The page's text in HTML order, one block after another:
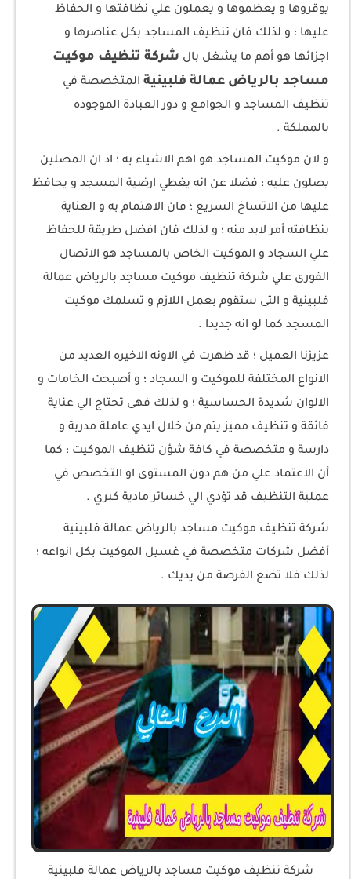
يوقروها و يعظموها و يعملون علي نظافتها و الحفاظ
عليها ؛ و لذلك فان تنظيف المساجد بكل عناصرها و
اجزائها هو أهم ما يشغل بال شركة تنظيف موكيت
مساجد بالرياض عمالة فلبينية المتخصصة في
تنظيف المساجد و الجوامع و دور العبادة الموجوده
بالمملكة .
و لان موكيت المساجد هو اهم الاشياء به ؛ اذ ان المصلين
يصلون عليه ؛ فضلا عن انه يغطي ارضية المسجد و يحافظ
عليها من الاتساخ السريع ؛ فان الاهتمام به و العناية
بنظافته أمر لابد منه ؛ و لذلك فان افضل طريقة للحفاظ
علي السجاد و الموكيت الخاص بالمساجد هو الاتصال
الفورى علي شركة تنظيف موكيت مساجد بالرياض عمالة
فلبينية و التى ستقوم بعمل اللازم و تسلمك موكيت
المسجد كما لو انه جديدا .
عزيزنا العميل ؛ قد ظهرت في الاونه الاخيره العديد من
الانواع المختلفة للموكيت و السجاد ؛ و أصبحت الخامات و
الالوان شديدة الحساسية ؛ و لذلك فهى تحتاج الي عناية
فائقة و تنظيف مميز يتم من خلال ايدي عاملة مدربة و
دارسة و متخصصة في كافة شؤن تنظيف الموكيت ؛ كما
أن الاعتماد علي من هم دون المستوى او التخصص في
عملية التنظيف قد تؤدي الي خسائر مادية كبري .
شركة تنظيف موكيت مساجد بالرياض عمالة فلبينية
أفضل شركات متخصصة في غسيل الموكيت بكل انواعه ؛
لذلك فلا تضع الفرصة من يديك .
شركة تنظيف موكيت مساجد بالرياض عمالة فلبينية